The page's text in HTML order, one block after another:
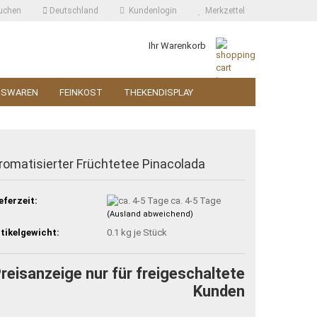
Deutschland Kundenlogin Merkzettel
Ihr Warenkorb
FEINKOST THEKENDISPLAY
Früchtetee Pinacolada
ca. 4-5 Tage
(Ausland abweichend)
0.1 kg je Stück
nur für freigeschaltete
Kunden